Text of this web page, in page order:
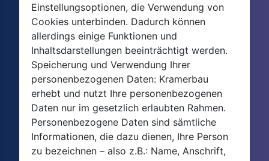
Einstellungsoptionen, die Verwendung von
Cookies unterbinden. Dadurch können
allerdings einige Funktionen und
Inhaltsdarstellungen beeinträchtigt werden.
Speicherung und Verwendung Ihrer
personenbezogenen Daten: Kramerbau
erhebt und nutzt Ihre personenbezogenen
Daten nur im gesetzlich erlaubten Rahmen.
Personenbezogene Daten sind sämtliche
Informationen, die dazu dienen, Ihre Person
zu bezeichnen – also z.B.: Name, Anschrift,